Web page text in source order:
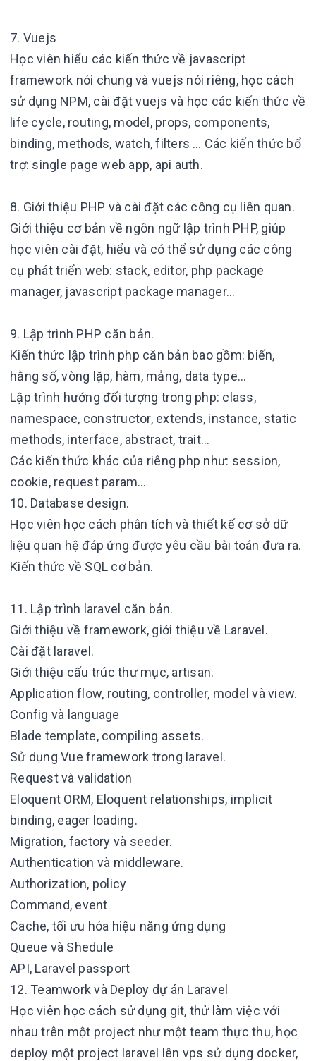
7. Vuejs
Học viên hiểu các kiến thức về javascript
framework nói chung và vuejs nói riêng, học cách
sử dụng NPM, cài đặt vuejs và học các kiến thức về
life cycle, routing, model, props, components,
binding, methods, watch, filters … Các kiến thức bổ
trợ: single page web app, api auth.
8. Giới thiệu PHP và cài đặt các công cụ liên quan.
Giới thiệu cơ bản về ngôn ngữ lập trình PHP, giúp
học viên cài đặt, hiểu và có thể sử dụng các công
cụ phát triển web: stack, editor, php package
manager, javascript package manager…
9. Lập trình PHP căn bản.
Kiến thức lập trình php căn bản bao gồm: biến,
hằng số, vòng lặp, hàm, mảng, data type…
Lập trình hướng đối tượng trong php: class,
namespace, constructor, extends, instance, static
methods, interface, abstract, trait…
Các kiến thức khác của riêng php như: session,
cookie, request param…
10. Database design.
Học viên học cách phân tích và thiết kế cơ sở dữ
liệu quan hệ đáp ứng được yêu cầu bài toán đưa ra.
Kiến thức về SQL cơ bản.
11. Lập trình laravel căn bản.
Giới thiệu về framework, giới thiệu về Laravel.
Cài đặt laravel.
Giới thiệu cấu trúc thư mục, artisan.
Application flow, routing, controller, model và view.
Config và language
Blade template, compiling assets.
Sử dụng Vue framework trong laravel.
Request và validation
Eloquent ORM, Eloquent relationships, implicit
binding, eager loading.
Migration, factory và seeder.
Authentication và middleware.
Authorization, policy
Command, event
Cache, tối ưu hóa hiệu năng ứng dụng
Queue và Shedule
API, Laravel passport
12. Teamwork và Deploy dự án Laravel
Học viên học cách sử dụng git, thử làm việc với
nhau trên một project như một team thực thụ, học
deploy một project laravel lên vps sử dụng docker,